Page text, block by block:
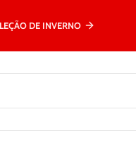
DE INVERNO